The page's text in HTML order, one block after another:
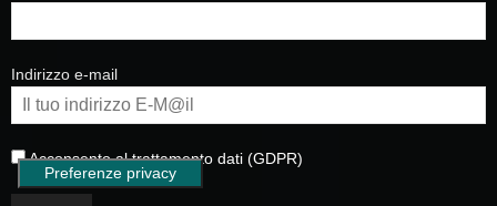
Indirizzo e-mail
Acconsento al trattamento dati (GDPR)